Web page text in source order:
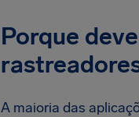
Porque
A maioria das